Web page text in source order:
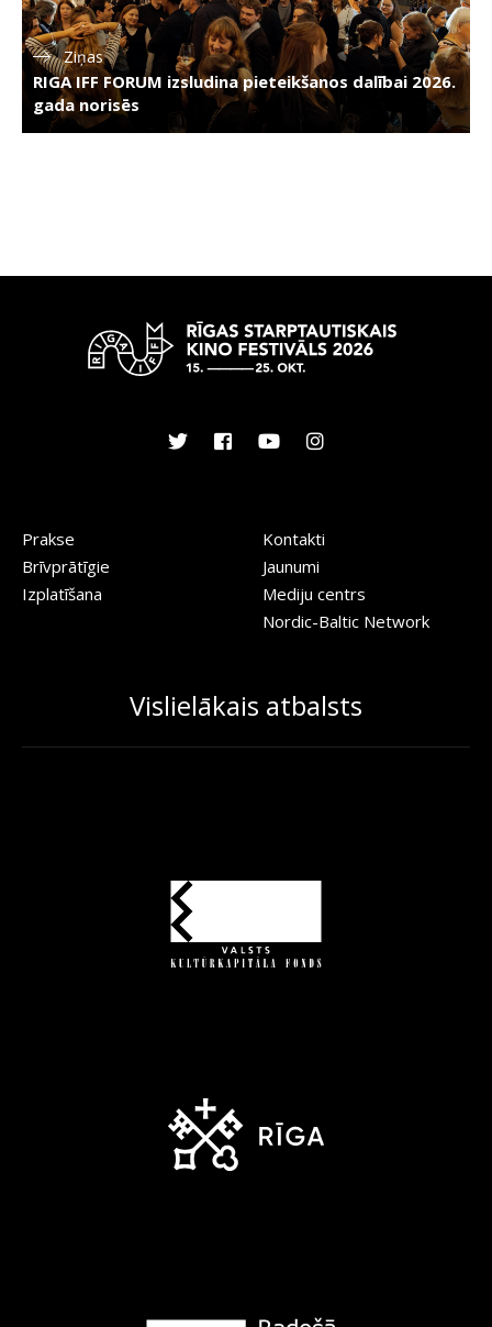
Ziņas
RIGA IFF FORUM izsludina pieteikšanos dalībai 2026.
gada norisēs
Prakse
Brīvprātīgie
Izplatīšana
Kontakti
Jaunumi
Mediju centrs
Nordic-Baltic Network
Vislielākais atbalsts